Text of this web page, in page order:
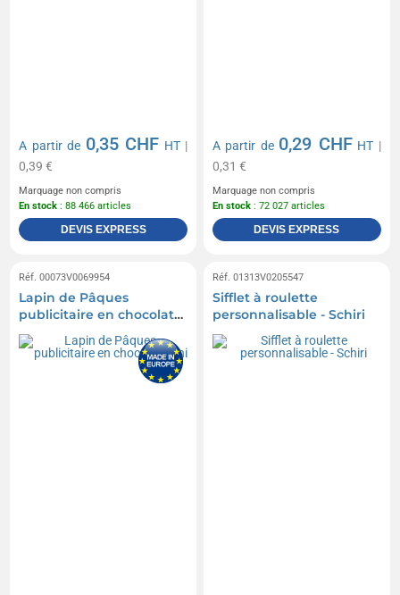
A partir de 0,35 CHF HT|
0,39 €
Marquage non compris
En stock : 88 466 articles
DEVIS EXPRESS
A partir de 0,29 CHF HT |
0,31 €
Marquage non compris
En stock : 72 027 articles
DEVIS EXPRESS
Réf. 00073V0069954
Lapin de Pâques
publicitaire en chocolat
Mini
Réf. 01313V0205547
Sifflet à roulette
personnalisable - Schiri